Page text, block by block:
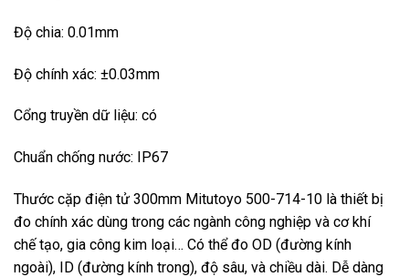
Độ chia: 0.01mm
Độ chính xác: ±0.03mm
Cổng truyền dữ liệu: có
Chuẩn chống nước: IP67
Thước cặp điện tử 300mm Mitutoyo 500-714-10 là thiết bị
đo chính xác dùng trong các ngành công nghiệp và cơ khí
chế tạo, gia công kim loại… Có thể đo OD (đường kính
ngoài), ID (đường kính trong), độ sâu, và chiều dài. Dễ dàng